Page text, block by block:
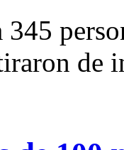
345
de